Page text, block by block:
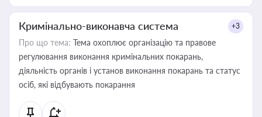
Кримінально-виконавча система +3
Про що тема: Тема охоплює організацію та правове
регулювання виконання кримінальних покарань,
діяльність органів і установ виконання покарань та статус
осіб, які відбувають покарання